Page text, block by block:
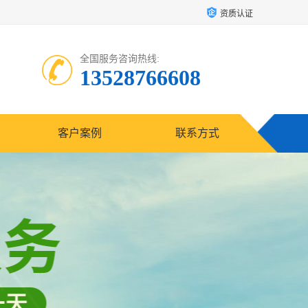
资质认证
全国服务咨询热线:
13528766608
客户案例 联系方式